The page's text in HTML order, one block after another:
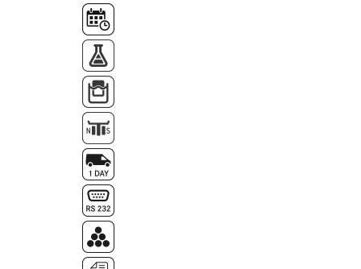
Greutati individuale
Greutati newtoniene